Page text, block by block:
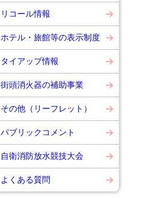
リコール情報
ホテル・旅館等の表示制度
タイアップ情報
街頭消火器の補助事業
その他（リーフレット）
パブリックコメント
自衛消防放水競技大会
よくある質問